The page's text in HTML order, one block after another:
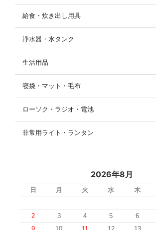
給食・炊き出し用具
浄水器・水タンク
生活用品
寝袋・マット・毛布
ローソク・ラジオ・電池
非常用ライト・ランタン
2026年8月
日 月 火 水 木
2
3 4 5 6